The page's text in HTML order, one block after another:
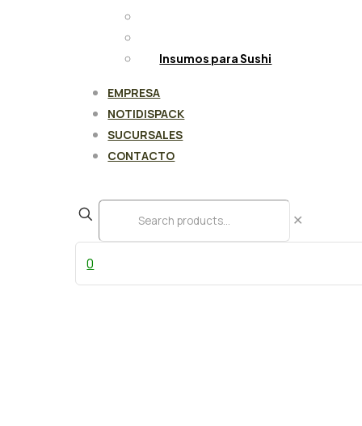
Insumos para Sushi
EMPRESA
NOTIDISPACK
SUCURSALES
CONTACTO
✕
0